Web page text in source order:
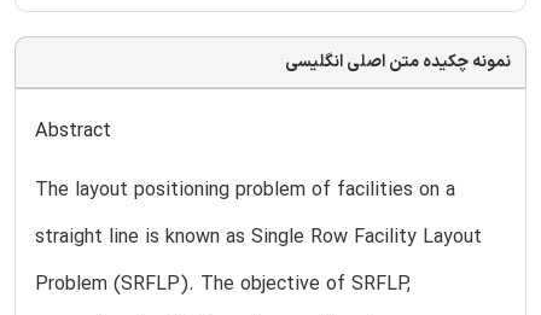
نمونه چکیده متن اصلی انگلیسی
Abstract
The layout positioning problem of facilities on a
straight line is known as Single Row Facility Layout
Problem (SRFLP). The objective of SRFLP,